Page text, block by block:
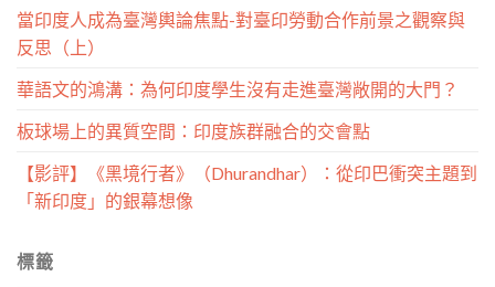
當印度人成為臺灣輿論焦點-對臺印勞動合作前景之觀察與
反思（上）
華語文的鴻溝：為何印度學生沒有走進臺灣敞開的大門？
板球場上的異質空間：印度族群融合的交會點
【影評】《黑境行者》（Dhurandhar）：從印巴衝突主題到
「新印度」的銀幕想像
標籤